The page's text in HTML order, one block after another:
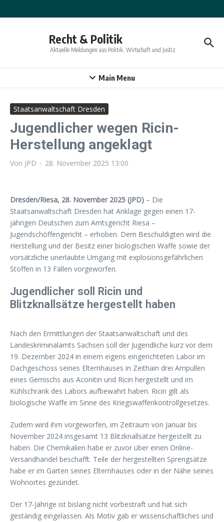
Recht & Politik
Aktuelle Meldungen aus Politik, Wirtschaft und Justiz
Main Menu
Staatsanwaltschaft Dresden
Jugendlicher wegen Ricin-
Herstellung angeklagt
Von JPD 28. November 2025 13:00
Dresden/Riesa, 28. November 2025 (JPD) – Die
Staatsanwaltschaft Dresden hat Anklage gegen einen 17-
jährigen Deutschen zum Amtsgericht Riesa –
Jugendschöffengericht – erhoben. Dem Beschuldigten wird die
Herstellung und der Besitz einer biologischen Waffe sowie der
vorsätzliche unerlaubte Umgang mit explosionsgefährlichen
Stoffen in 13 Fällen vorgeworfen.
Jugendlicher soll Ricin und
Blitzknallsätze hergestellt haben
Nach den Ermittlungen der Staatsanwaltschaft und des
Landeskriminalamts Sachsen soll der Jugendliche kurz vor dem
19. Dezember 2024 in einem eigens eingerichteten Labor im
Dachgeschoss seines Elternhauses in Zeithain drei Ampullen
eines Gemischs aus Aconitin und Ricin hergestellt und im
Kühlschrank des Labors aufbewahrt haben. Ricin gilt als
biologische Waffe im Sinne des Kriegswaffenkontrollgesetzes.
Zudem wird ihm vorgeworfen, im Zeitraum von Januar bis
November 2024 insgesamt 13 Blitzknallsätze hergestellt zu
haben. Die Chemikalien habe er zuvor über einen Online-
Versandhandel beschafft. Teile der hergestellten Sprengsätze
habe er im Garten seines Elternhauses oder in der Nähe seines
Wohnortes gezündet.
Der 17-Jährige ist bislang nicht vorbestraft und hat sich
geständig eingelassen. Als Motiv gab er wissenschaftliches und